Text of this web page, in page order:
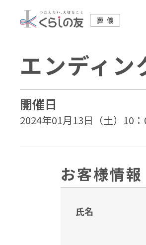
エンディ
開催日
2024年01月13日（土）10
お客様情報
氏名